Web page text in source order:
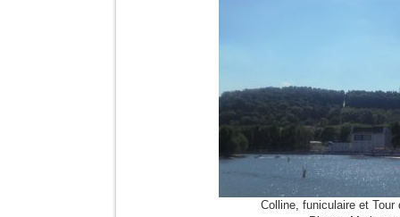
Colline, funiculaire et Tour